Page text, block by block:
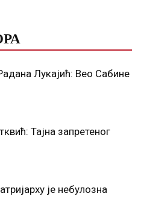
Лукајић: Вео Сабине
Тајна запретеног
је небулозна